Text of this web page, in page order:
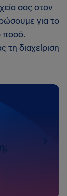
σας στον
για το
ποσό.
τη διαχείριση